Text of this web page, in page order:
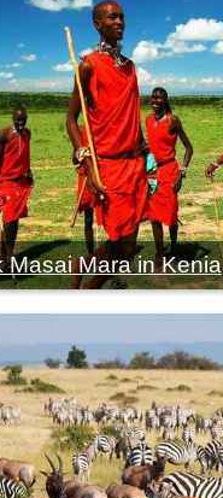
Masai Mara in Kenia